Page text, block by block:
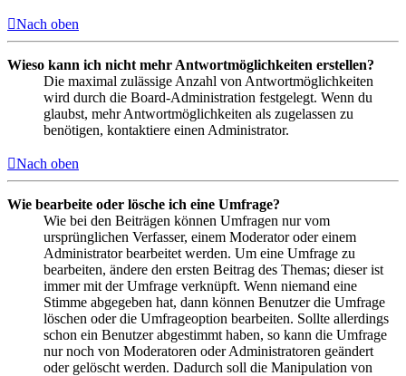
Nach oben
Wieso kann ich nicht mehr Antwortmöglichkeiten erstellen?
Die maximal zulässige Anzahl von Antwortmöglichkeiten
wird durch die Board-Administration festgelegt. Wenn du
glaubst, mehr Antwortmöglichkeiten als zugelassen zu
benötigen, kontaktiere einen Administrator.
Nach oben
Wie bearbeite oder lösche ich eine Umfrage?
Wie bei den Beiträgen können Umfragen nur vom
ursprünglichen Verfasser, einem Moderator oder einem
Administrator bearbeitet werden. Um eine Umfrage zu
bearbeiten, ändere den ersten Beitrag des Themas; dieser ist
immer mit der Umfrage verknüpft. Wenn niemand eine
Stimme abgegeben hat, dann können Benutzer die Umfrage
löschen oder die Umfrageoption bearbeiten. Sollte allerdings
schon ein Benutzer abgestimmt haben, so kann die Umfrage
nur noch von Moderatoren oder Administratoren geändert
oder gelöscht werden. Dadurch soll die Manipulation von